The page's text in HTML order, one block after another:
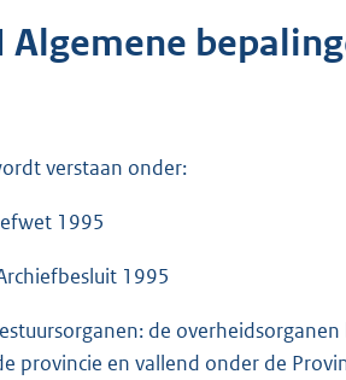
verstaan onder:
1995
1995
de
provincie en vallend onder de